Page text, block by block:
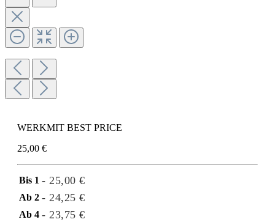
WERKMIT BEST PRICE
25,00 €
Bis 1 - 25,00 €
Ab 2 - 24,25 €
Ab 4 - 23,75 €